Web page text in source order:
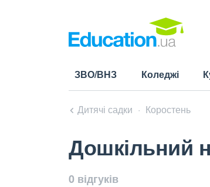
ЗВО/ВНЗ Коледжі
Дитячі садки Коростень
Дошкільний
0 відгуків